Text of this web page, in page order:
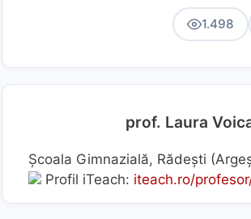
1.498
prof. Laura
Școala Gimnazială, Rădești
Profil iTeach: iteach.ro/